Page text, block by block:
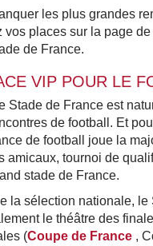
les plus grandes
vos places sur la page
de France.
VIP POUR LE
Stade de France est
de football. Et
de football joue la
amicaux, tournoi de
stade de France.
la sélection nationale, le
le théâtre des
(Coupe de France ,